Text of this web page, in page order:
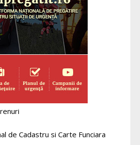
de Cadastru si Carte Funciara